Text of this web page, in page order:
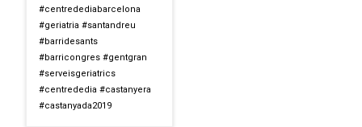
#centredediabarcelona
#geriatria #santandreu
#barridesants
#barricongres #gentgran
#serveisgeriatrics
#centrededia #castanyera
#castanyada2019